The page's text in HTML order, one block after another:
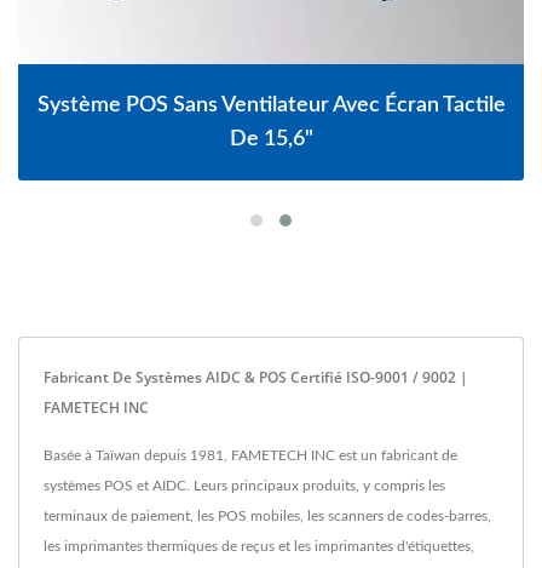
Système POS Sans Ventilateur Avec Écran Tactile
De 15,6"
Fabricant De Systèmes AIDC & POS Certifié ISO-9001 / 9002 |
FAMETECH INC
Basée à Taïwan depuis 1981, FAMETECH INC est un fabricant de
systèmes POS et AIDC. Leurs principaux produits, y compris les
terminaux de paiement, les POS mobiles, les scanners de codes-barres,
les imprimantes thermiques de reçus et les imprimantes d'étiquettes,